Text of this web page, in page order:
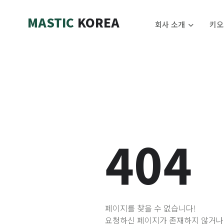
MASTIC KOREA 회사 소개 키
404
페이지를 찾을 수 없습니다!
요청하신 페이지가 존재하지 않거